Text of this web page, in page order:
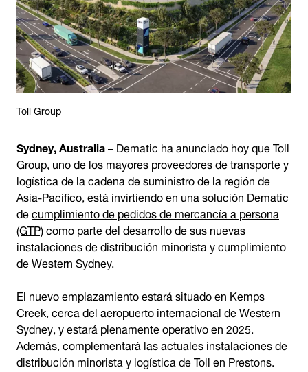
Toll Group
Sydney, Australia –Dematic ha anunciado hoy que Toll
Group, uno de los mayores proveedores de transporte y
logística de la cadena de suministro de la región de
Asia-Pacífico, está invirtiendo en una solución Dematic
decumplimiento de pedidos de mercancía a persona
(GTP)como parte del desarrollo de sus nuevas
instalaciones de distribución minorista y cumplimiento
de Western Sydney.
El nuevo emplazamiento estará situado en Kemps
Creek, cerca del aeropuerto internacional de Western
Sydney, y estará plenamente operativo en 2025.
Además, complementará las actuales instalaciones de
distribución minorista y logística de Toll en Prestons.